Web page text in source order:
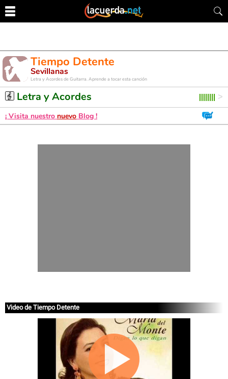
Tiempo Detente
Sevillanas
Letra y Acordes de Guitarra. Aprende a tocar esta canción
Letra y Acordes
¡ Visita nuestro nuevo Blog !
Video de Tiempo Detente